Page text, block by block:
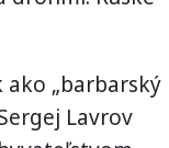
„barbarský
Lavrov